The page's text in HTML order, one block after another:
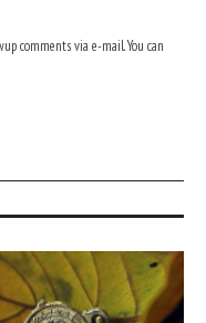
comments via e-mail. You can